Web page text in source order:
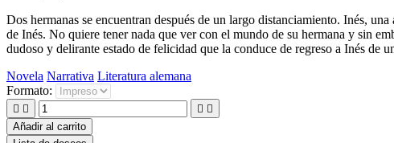
Dos hermanas se encuentran después de un largo distanciamiento. Inés,
de Inés. No quiere tener nada que ver con el mundo de su hermana y sin
dudoso y delirante estado de felicidad que la conduce de regreso a Inés de
Novela Narrativa Literatura alemana
Formato:
   
Añadir al carrito